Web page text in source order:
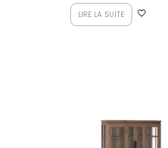
LIRE LA SUITE